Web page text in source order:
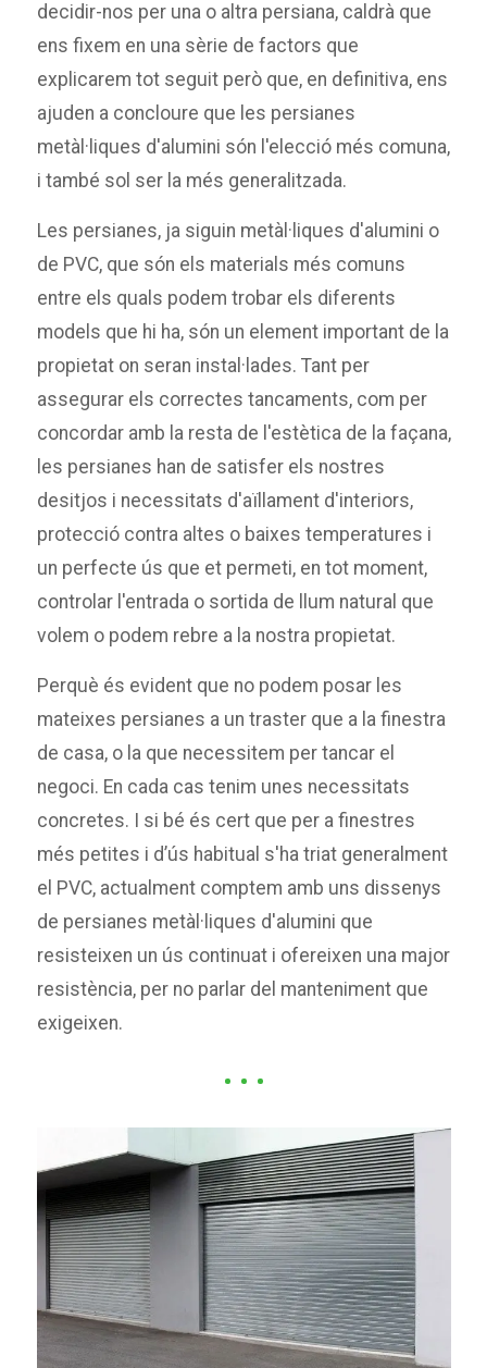
decidir-nos per una o altra persiana, caldrà que
ens fixem en una sèrie de factors que
explicarem tot seguit però que, en definitiva, ens
ajuden a concloure que les persianes
metàl·liques d'alumini són l'elecció més comuna,
i també sol ser la més generalitzada.
Les persianes, ja siguin metàl·liques d'alumini o
de PVC, que són els materials més comuns
entre els quals podem trobar els diferents
models que hi ha, són un element important de la
propietat on seran instal·lades. Tant per
assegurar els correctes tancaments, com per
concordar amb la resta de l'estètica de la façana,
les persianes han de satisfer els nostres
desitjos i necessitats d'aïllament d'interiors,
protecció contra altes o baixes temperatures i
un perfecte ús que et permeti, en tot moment,
controlar l'entrada o sortida de llum natural que
volem o podem rebre a la nostra propietat.
Perquè és evident que no podem posar les
mateixes persianes a un traster que a la finestra
de casa, o la que necessitem per tancar el
negoci. En cada cas tenim unes necessitats
concretes. I si bé és cert que per a finestres
més petites i d’ús habitual s'ha triat generalment
el PVC, actualment comptem amb uns dissenys
de persianes metàl·liques d'alumini que
resisteixen un ús continuat i ofereixen una major
resistència, per no parlar del manteniment que
exigeixen.